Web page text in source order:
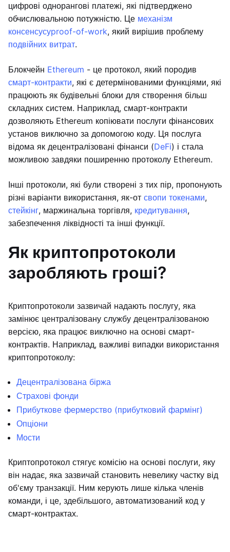
цифрові однорангові платежі, які підтверджено
обчислювальною потужністю. Це механізм
консенсусуproof-of-work, який вирішив проблему
подвійних витрат.
Блокчейн Ethereum - це протокол, який породив
смарт-контракти, які є детермінованими функціями, які
працюють як будівельні блоки для створення більш
складних систем. Наприклад, смарт-контракти
дозволяють Ethereum копіювати послуги фінансових
установ виключно за допомогою коду. Ця послуга
відома як децентралізовані фінанси (DeFi) і стала
можливою завдяки поширенню протоколу Ethereum.
Інші протоколи, які були створені з тих пір, пропонують
різні варіанти використання, як-от свопи токенами,
стейкінг, маржинальна торгівля, кредитування,
забезпечення ліквідності та інші функції.
Як криптопротоколи
заробляють гроші?
Криптопротоколи зазвичай надають послугу, яка
замінює централізовану службу децентралізованою
версією, яка працює виключно на основі смарт-
контрактів. Наприклад, важливі випадки використання
криптопротоколу:
Децентралізована біржа
Страхові фонди
Прибуткове фермерство (прибутковий фармінг)
Опціони
Мости
Криптопротокол стягує комісію на основі послуги, яку
він надає, яка зазвичай становить невелику частку від
об'єму транзакції. Ним керують лише кілька членів
команди, і це, здебільшого, автоматизований код у
смарт-контрактах.